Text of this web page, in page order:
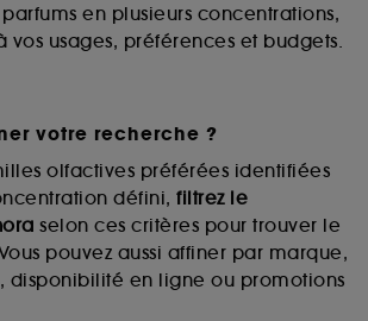
en plusieurs concentrations,
vos usages, préférences et budgets.
votre recherche ?
olfactives préférées identifiées
défini, filtrez le
selon ces critères pour trouver le
pouvez aussi affiner par marque,
disponibilité en ligne ou promotions